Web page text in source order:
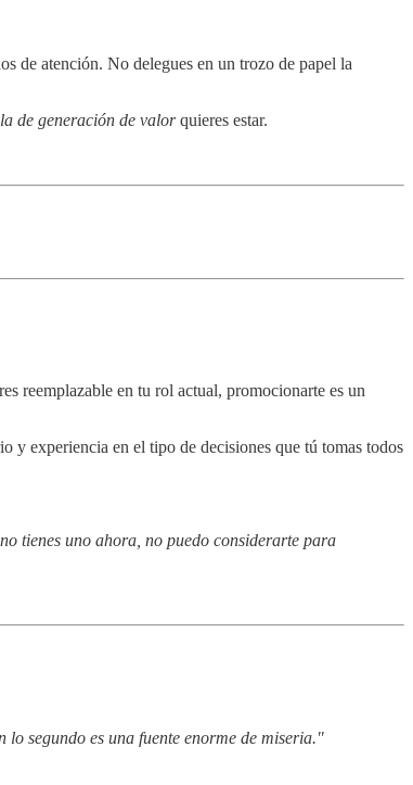
de atención. No delegues en un trozo de papel la
de generación de valorquieres estar.
reemplazable en tu rol actual, promocionarte es un
y experiencia en el tipo de decisiones que tú tomas todos
tienes uno ahora, no puedo considerarte para
segundo es una fuente enorme de miseria."